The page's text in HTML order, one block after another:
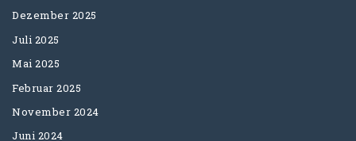
Dezember 2025
Juli 2025
Mai 2025
Februar 2025
November 2024
Juni 2024